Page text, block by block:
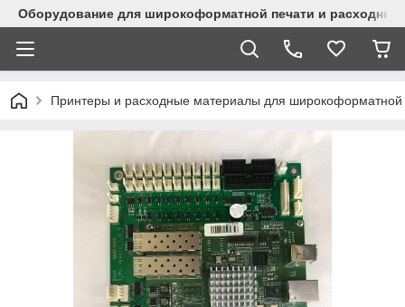
Оборудование для широкоформатной печати и
Принтеры и расходные материалы для широкоформатной